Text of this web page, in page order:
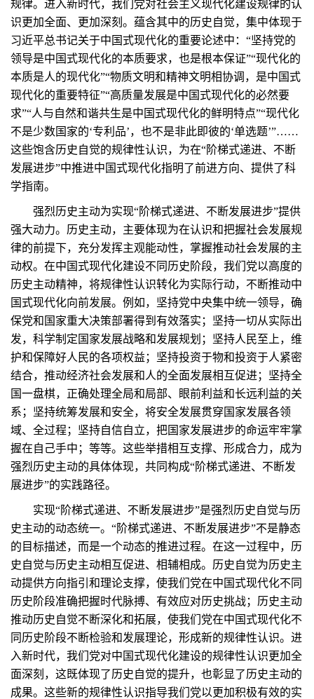
规律。进入新时代，我们党对社会主义现代化建设规律的认
识更加全面、更加深刻。蕴含其中的历史自觉，集中体现于
习近平总书记关于中国式现代化的重要论述中：“坚持党的
领导是中国式现代化的本质要求，也是根本保证”“现代化的
本质是人的现代化”“物质文明和精神文明相协调，是中国式
现代化的重要特征”“高质量发展是中国式现代化的必然要
求”“人与自然和谐共生是中国式现代化的鲜明特点”“现代化
不是少数国家的‘专利品’，也不是非此即彼的‘单选题’”……
这些饱含历史自觉的规律性认识，为在“阶梯式递进、不断
发展进步”中推进中国式现代化指明了前进方向、提供了科
学指南。
强烈历史主动为实现“阶梯式递进、不断发展进步”提供
强大动力。历史主动，主要体现为在认识和把握社会发展规
律的前提下，充分发挥主观能动性，掌握推动社会发展的主
动权。在中国式现代化建设不同历史阶段，我们党以高度的
历史主动精神，将规律性认识转化为实际行动，不断推动中
国式现代化向前发展。例如，坚持党中央集中统一领导，确
保党和国家重大决策部署得到有效落实；坚持一切从实际出
发，科学制定国家发展战略和发展规划；坚持人民至上，维
护和保障好人民的各项权益；坚持投资于物和投资于人紧密
结合，推动经济社会发展和人的全面发展相互促进；坚持全
国一盘棋，正确处理全局和局部、眼前利益和长远利益的关
系；坚持统筹发展和安全，将安全发展贯穿国家发展各领
域、全过程；坚持自信自立，把国家发展进步的命运牢牢掌
握在自己手中；等等。这些举措相互支撑、形成合力，成为
强烈历史主动的具体体现，共同构成“阶梯式递进、不断发
展进步”的实践路径。
实现“阶梯式递进、不断发展进步”是强烈历史自觉与历
史主动的动态统一。“阶梯式递进、不断发展进步”不是静态
的目标描述，而是一个动态的推进过程。在这一过程中，历
史自觉与历史主动相互促进、相辅相成。历史自觉为历史主
动提供方向指引和理论支撑，使我们党在中国式现代化不同
历史阶段准确把握时代脉搏、有效应对历史挑战；历史主动
推动历史自觉不断深化和拓展，使我们党在中国式现代化不
同历史阶段不断检验和发展理论，形成新的规律性认识。进
入新时代，我们党对中国式现代化建设的规律性认识更加全
面深刻，这既体现了历史自觉的提升，也彰显了历史主动的
成果。这些新的规律性认识指导我们党以更加积极有效的实